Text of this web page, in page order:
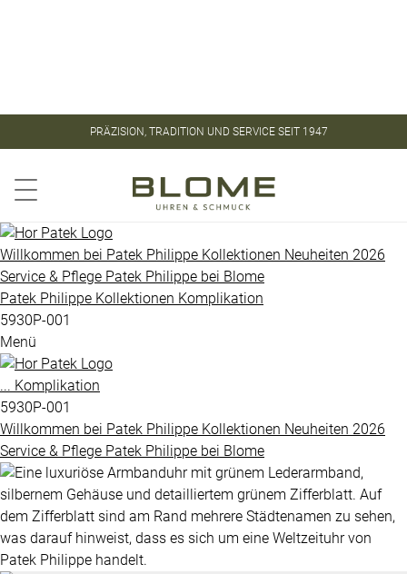
PRÄZISION, TRADITION UND SERVICE SEIT 1947
PATEK
PHILIPPE
Aquanaut
Calatrava
Golden
Gondolo
Grandes
Complications
Nautilus
Twenty-
UHREN
VINTAGE
SCHMUCK
BLOME
SERVICE
ÜBER
UNS
Willkommen bei Patek Philippe Kollektionen Neuheiten 2026
Service & Pflege Patek Philippe bei Blome
Patek Philippe Kollektionen Komplikation
5930P-001
Menü
... Komplikation
5930P-001
Willkommen bei Patek Philippe Kollektionen Neuheiten 2026
Service & Pflege Patek Philippe bei Blome